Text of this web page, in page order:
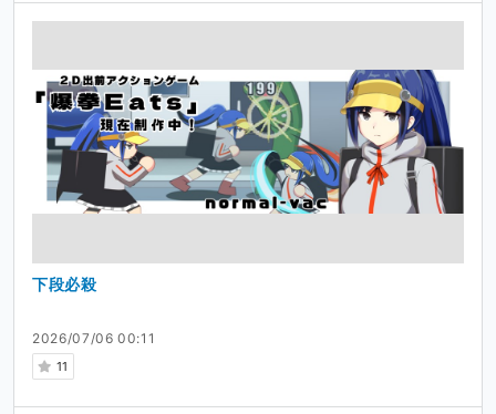
2026/07/06 00:11
11
下段必殺